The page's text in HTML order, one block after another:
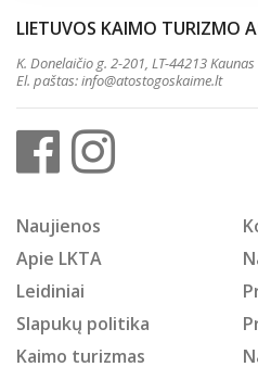
LIETUVOS KAIMO TURIZMO
K. Donelaičio g. 2-201, LT-44213 Kaunas
El. paštas:info@atostogoskaime.lt
Naujienos
Apie LKTA
Leidiniai
Slapukų politika
Kaimo turizmas